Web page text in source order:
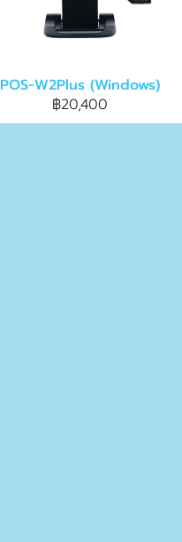
POS-W2Plus (Windows)
฿20,400